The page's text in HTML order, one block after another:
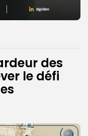
des
le défi